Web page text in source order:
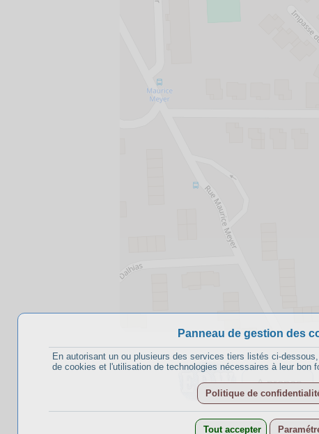
A propos
Panneau de gestion des
En autorisant un ou plusieurs des services tiers listés ci-
de cookies et l'utilisation de technologies nécessaires à leur bon
Politique de
Tout accepter